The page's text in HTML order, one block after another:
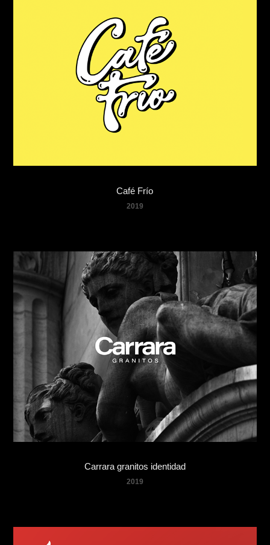
Café Frío
2019
Carrara granitos identidad
2019